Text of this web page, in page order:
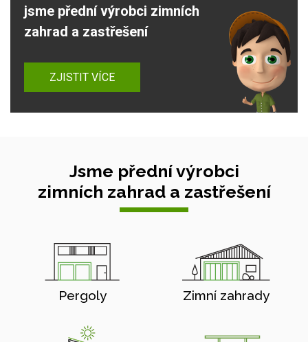
jsme přední výrobci zimních
zahrad a zastřešení
ZJISTIT VÍCE
Jsme přední výrobci
zimních zahrad a zastřešení
Pergoly Zimní zahrady